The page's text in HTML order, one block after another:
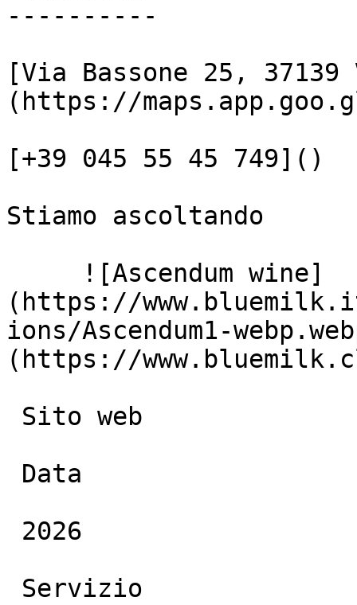
----------
[Via Bassone 25, 37139
(https://
[+39 045 55 45 749]()
Stiamo ascoltando
(https://
ions/Ascendum1-
(https://